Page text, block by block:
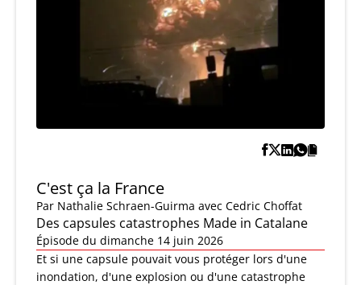
C'est ça la France
Par Nathalie Schraen-Guirma avec Cedric Choffat
Des capsules catastrophes Made in Catalane
Épisode du dimanche 14 juin 2026
Et si une capsule pouvait vous protéger lors d'une
inondation, d'une explosion ou d'une catastrophe